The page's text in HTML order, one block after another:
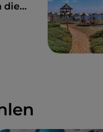
die